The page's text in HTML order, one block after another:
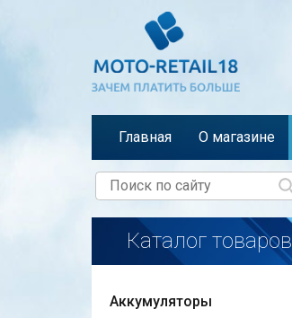
Главная О магазине
Каталог товаров
Аккумуляторы